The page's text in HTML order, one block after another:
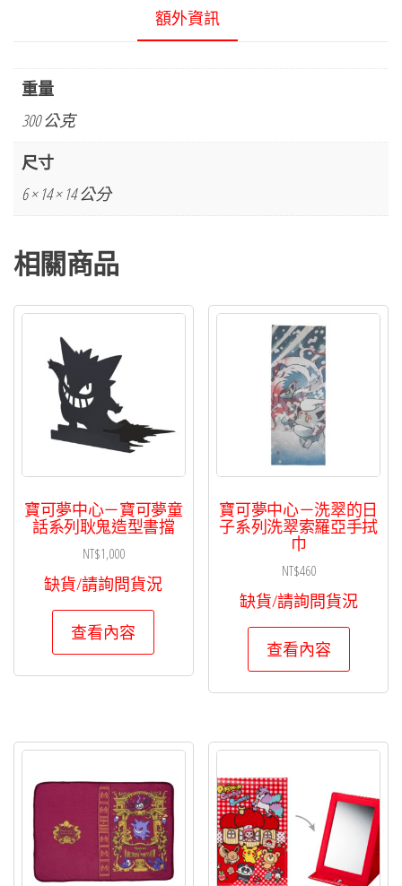
潤
鴨
系
小
托
盤
潤
鴨
葉
子
數
量
額外資訊
重量
300 公克
尺寸
6 × 14 × 14 公分
相關商品
寶可夢中心－寶可夢童
話系列耿鬼造型書擋
NT$1,000
缺貨/請詢問貨況
查看內容
寶可夢中心－洗翠的日
子系列洗翠索羅亞手拭
巾
NT$460
缺貨/請詢問貨況
查看內容